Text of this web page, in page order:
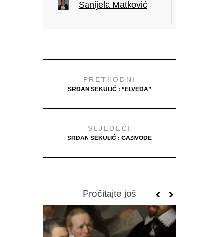
Sanijela Matković
PRETHODNI
SRĐAN SEKULIĆ : “ELVEDA”
SLJEDEĆI
SRĐAN SEKULIĆ : GAZIVODE
Pročitajte još